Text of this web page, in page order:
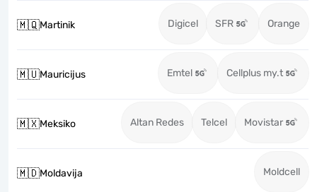
🇲🇶Martinik Digicel SFR Orange
🇲🇺Mauricijus Emtel Cellplus my.t
🇲🇽Meksiko Altan Redes Telcel Movistar
🇲🇩Moldavija Moldcell